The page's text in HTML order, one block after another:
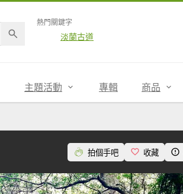
熱門關鍵字
淡蘭古道
主題活動 專輯 商品
拍個手吧 收藏